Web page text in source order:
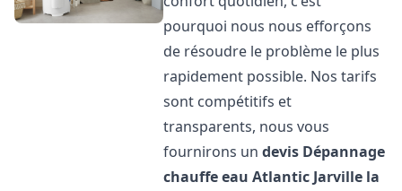
pourquoi nous nous efforçons
de résoudre le problème le plus
rapidement possible. Nos tarifs
sont compétitifs et
transparents, nous vous
fournirons undevis Dépannage
chauffe eau Atlantic Jarville la